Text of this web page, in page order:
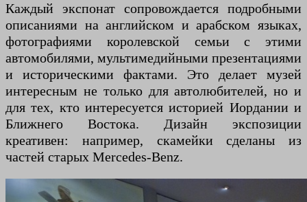
Каждый экспонат сопровождается подробными
описаниями на английском и арабском языках,
фотографиями королевской семьи с этими
автомобилями, мультимедийными презентациями
и историческими фактами. Это делает музей
интересным не только для автолюбителей, но и
для тех, кто интересуется историей Иордании и
Ближнего Востока. Дизайн экспозиции
креативен: например, скамейки сделаны из
частей старых Mercedes-Benz.